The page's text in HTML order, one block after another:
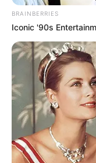
BRAINBERRIES
Iconic '90s